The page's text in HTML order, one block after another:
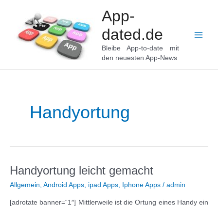
springen
App-
dated.de
Bleibe App-to-date mit
den neuesten App-News
Handyortung
Handyortung leicht gemacht
Allgemein Android Apps ipad Apps Iphone Apps / admin
[adrotate banner=“1″] Mittlerweile ist die Ortung eines Handy ein